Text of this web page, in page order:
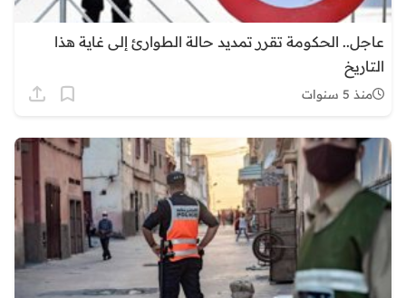
عاجل.. الحكومة تقرر تمديد حالة الطوارئ إلى غاية هذا
التاريخ
منذ 5 سنوات